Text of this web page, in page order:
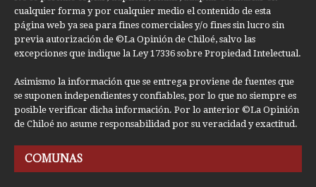
cualquier forma y por cualquier medio el contenido de esta
página web ya sea para fines comerciales y/o fines sin lucro sin
previa autorización de ©La Opinión de Chiloé, salvo las
excepciones que indique la Ley 17336 sobre Propiedad Intelectual.
Asimismo la información que se entrega proviene de fuentes que
se suponen independientes y confiables, por lo que no siempre es
posible verificar dicha información. Por lo anterior ©La Opinión
de Chiloé no asume responsabilidad por su veracidad y exactitud.
COMUNAS